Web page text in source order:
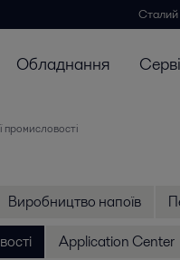
Сталий
Обладнання
промисловості
Виробництво напоїв
Application Center